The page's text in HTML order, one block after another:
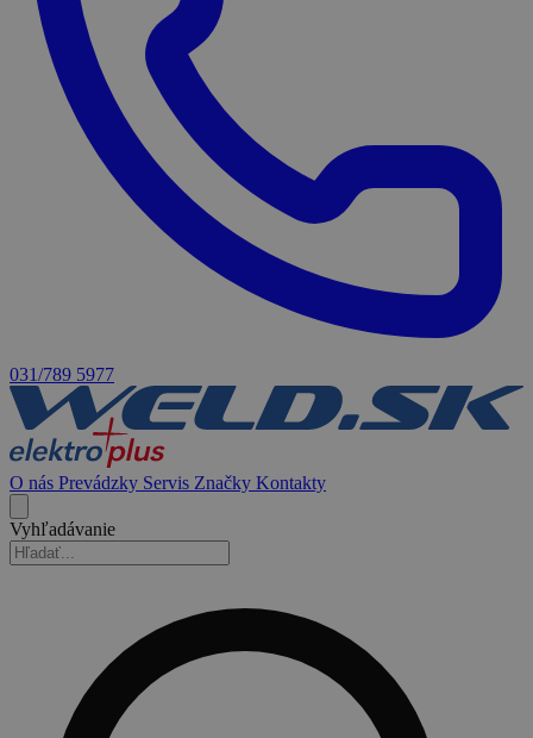
031/789 5977
O nás Prevádzky Servis Značky Kontakty
Vyhľadávanie